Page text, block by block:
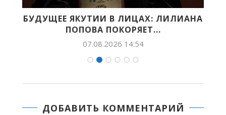
БУДУЩЕЕ ЯКУТИИ В ЛИЦАХ: ЛИЛИАНА
ПОПОВА ПОКОРЯЕТ...
07.08.2026 14:54
ДОБАВИТЬ КОММЕНТАРИЙ